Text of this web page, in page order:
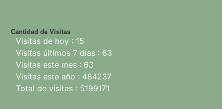
Cantidad de Visitas
Visitas de hoy : 15
Visitas últimos 7 días : 63
Visitas este mes : 63
Visitas este año : 484237
Total de visitas : 5199171